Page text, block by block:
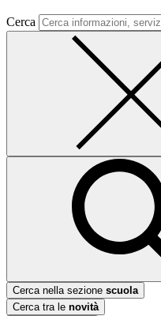
Cerca
Cerca nella sezione scuola
Cerca tra le novità